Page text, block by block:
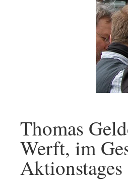
Thomas
Werft, im
Aktionstages